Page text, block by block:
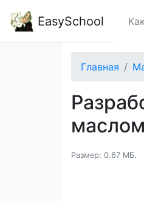
EasySchool
Главная
маслом
Размер: 0.67 МБ.